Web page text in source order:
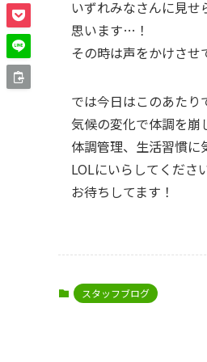
いずれみなさんに見
思います…！
その時は声をかけさせ
では今日はこのあたり
気候の変化で体調を崩
体調管理、生活習慣に
LOLにいらしてくださ
お待ちしてます！
スタッフブログ